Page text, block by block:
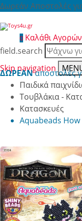
Δωρεάν Αποστολές
0 Καλάθι Αγορών
field.search
Skip navigation
ΔΩΡΕΑΝαποστολές
Παιδικά
Τουβλάκια -
Κατασκευές
Aquabeads